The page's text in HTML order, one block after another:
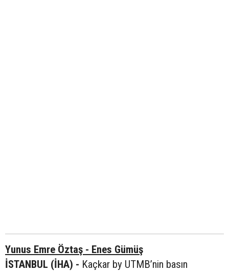
Yunus Emre Öztaş - Enes Gümüş
İSTANBUL (İHA) - Kaçkar by UTMB’nin basın